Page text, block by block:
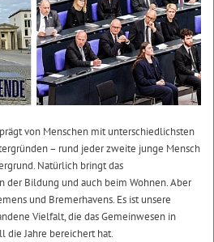
von Menschen mit unterschiedlichsten
– rund jeder zweite junge Mensch
Natürlich bringt das
der Bildung und auch beim Wohnen. Aber
und Bremerhavens. Es ist unsere
Vielfalt, die das Gemeinwesen in
die Jahre bereichert hat.